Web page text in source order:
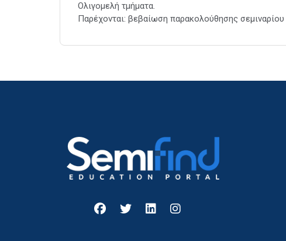
Ολιγομελή τμήματα.
Παρέχονται: βεβαίωση παρακολούθησης